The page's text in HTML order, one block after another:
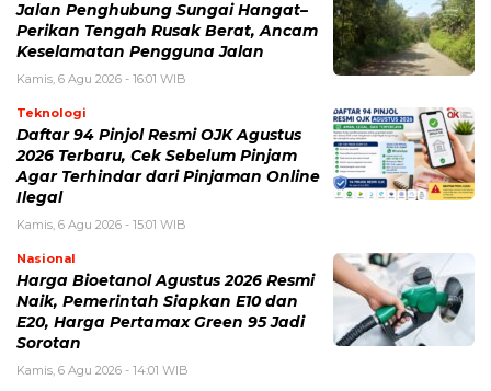
Jalan Penghubung Sungai Hangat–
Perikan Tengah Rusak Berat, Ancam
Keselamatan Pengguna Jalan
Kamis, 6 Agu 2026 - 16:01 WIB
Teknologi
Daftar 94 Pinjol Resmi OJK Agustus
2026 Terbaru, Cek Sebelum Pinjam
Agar Terhindar dari Pinjaman Online
Ilegal
Kamis, 6 Agu 2026 - 15:01 WIB
Nasional
Harga Bioetanol Agustus 2026 Resmi
Naik, Pemerintah Siapkan E10 dan
E20, Harga Pertamax Green 95 Jadi
Sorotan
Kamis, 6 Agu 2026 - 14:01 WIB